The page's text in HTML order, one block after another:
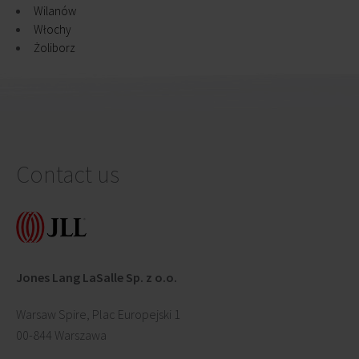
Wilanów
Włochy
Żoliborz
Contact us
Jones Lang LaSalle Sp. z o.o.
Warsaw Spire, Plac Europejski 1
00-844 Warszawa